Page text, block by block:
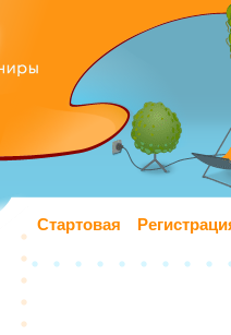
Стартовая